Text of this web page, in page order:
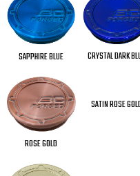
SAPPHIRE BLUE CRYSTAL DARK
ROSE GOLD
SATIN ROSE